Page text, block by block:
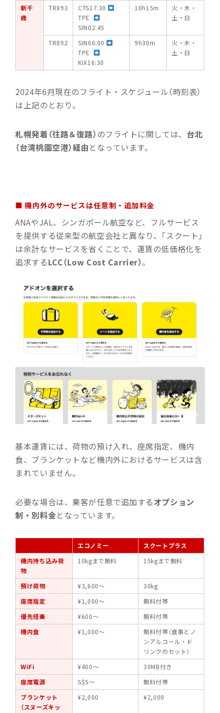
新千
歳
TR893 CTS17:30
TPE
SIN02:45
10h15m
火・木・
土・日
TR892
SIN06:00
TPE
KIX16:30
9h30m
火・木・
土・日
2024年6月現在のフライト・スケジュール（時刻表）
は上記のとおり。
札幌発着（往路＆復路） のフライトに関しては、 台北
（台湾桃園空港）経由 となっています。
■ 機内外のサービスは任意制・追加料金
ANAやJAL、シンガポール航空など、フルサービス
を提供する従来型の航空会社と異なり、「スクート」
は余計なサービスを省くことで、運賃の低価格化を
追求するLCC（Low Cost Carrier）。
基本運賃には、荷物の預け入れ、座席指定、機内
食、ブランケットなど機内外におけるサービスは含
まれていません。
必要な場合は、乗客が任意で追加するオプション
制・別料金となっています。
エコノミー
スクートプラス
機内持ち込み荷
物
10kgまで無料 15kgまで無料
預け荷物 ¥3,600〜
30kg
座席指定
¥1,000〜
無料付帯
優先搭乗
¥600〜
無料付帯
機内食
¥1,000〜
無料付帯（食事とノ
ンアルコール・ド
リンクのセット）
WiFi
¥400〜
30MB付き
座席電源
S$5〜
無料付帯
ブランケット
（スヌーズキッ
¥2,000 ¥2,000